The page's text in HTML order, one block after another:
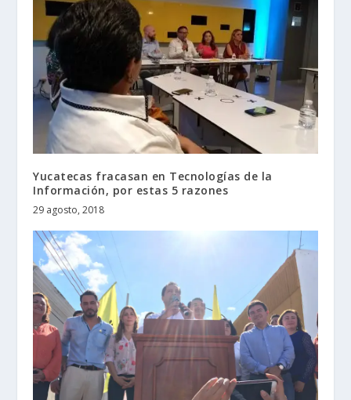
Yucatecas fracasan en Tecnologías de la
Información, por estas 5 razones
29 agosto, 2018